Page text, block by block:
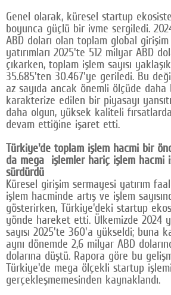
Genel olarak, küresel startup
boyunca güçlü bir ivme sergiledi.
ABD doları olan toplam global
yatırımları 2025'te 512 milyar ABD
çıkarken, toplam işlem sayısı
35.685'ten 30.467'ye geriledi. Bu
az sayıda ancak önemli ölçüde
karakterize edilen bir piyasayı
daha olgun, yüksek kaliteli
devam ettiğine işaret etti.
Türkiye'de toplam işlem hacmi bir
da mega işlemler hariç işlem hacmi
sürdürdü
Küresel girişim sermayesi yatırım
işlem hacminde artış ve işlem
gösterirken, Türkiye'deki startup
yönde hareket etti. Ülkemizde 2024
sayısı 2025'te 360'a yükseldi; buna
aynı dönemde 2,6 milyar ABD
dolarına düştü. Rapora göre bu
Türkiye'de mega ölçekli startup işlemi
gerçekleşmemesinden kaynaklandı.